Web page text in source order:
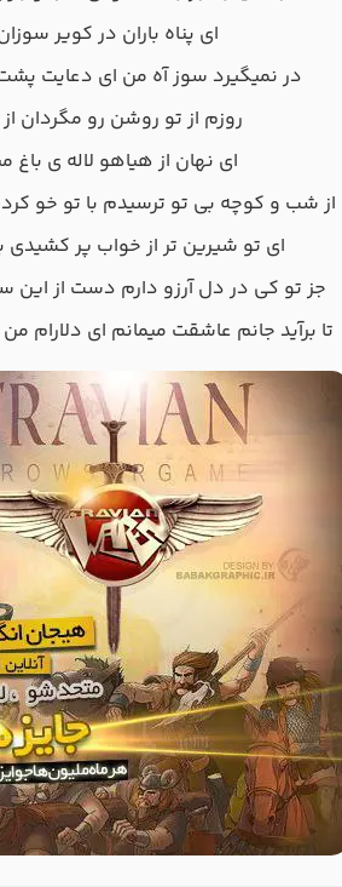
ای پناه باران در کویر
در نمیگیرد سوز آه من ای دعایت
روزم از تو روشن رو مگردان
ای نهان از هیاهو لاله ی باغ
از شب و کوچه بی تو ترسیدم با تو خو
ای تو شیرین تر از خواب پر کشیدی
جز تو کی در دل آرزو دارم دست از این
تا برآید جانم عاشقت میمانم ای دلارام